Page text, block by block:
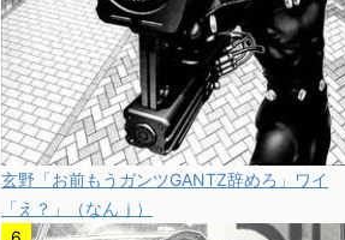
玄野「お前もうガンツGANTZ辞めろ」ワイ
「え？」（なんｊ）